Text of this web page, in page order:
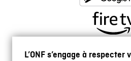
L’ONF s’engage à